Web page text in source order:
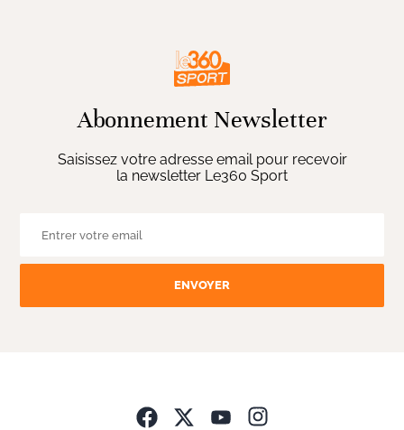
Abonnement Newsletter
Saisissez votre adresse email pour recevoir
la newsletter Le360 Sport
ENVOYER